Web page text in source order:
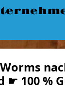
☛ 100 %